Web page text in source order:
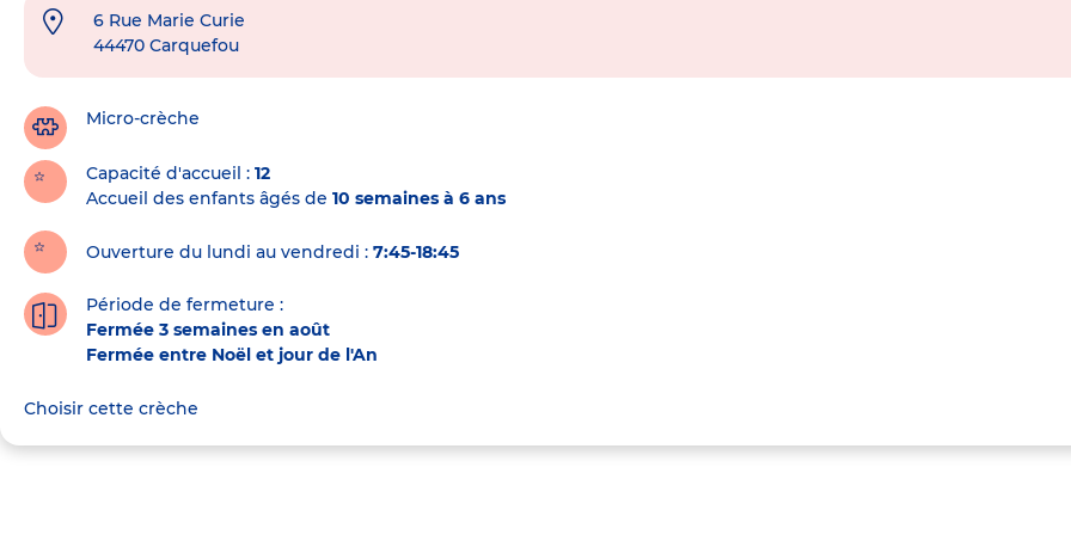
Adresse
crèche
6 Rue Marie Curie
44470 Carquefou
Micro-crèche
Capacité d'accueil
12
Accueil des enfants âgés de 10 semaines à 6 ans
Ouverture du lundi au vendredi : 7:45-18:45
Période de fermeture :
Fermée 3 semaines en août
Fermée entre Noël et jour de l'An
Choisir cette crèche